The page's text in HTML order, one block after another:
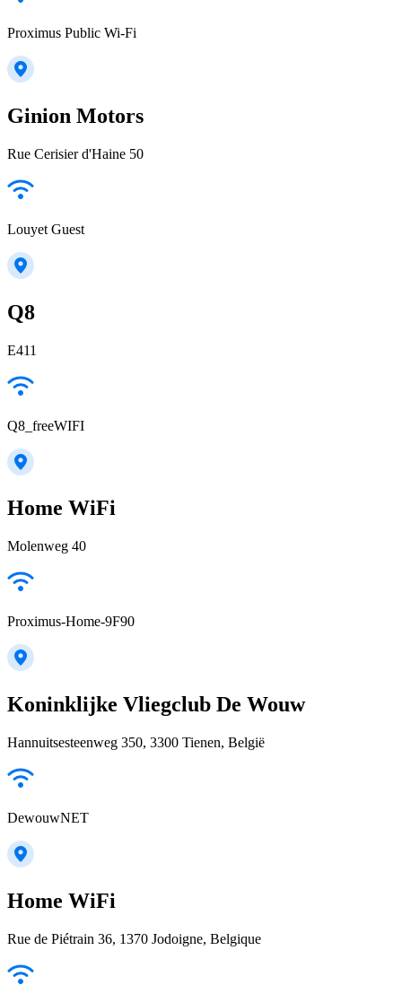
Proximus Public Wi-Fi
Ginion Motors
Rue Cerisier d'Haine 50
Louyet Guest
Q8
E411
Q8_freeWIFI
Home WiFi
Molenweg 40
Proximus-Home-9F90
Koninklijke Vliegclub De Wouw
Hannuitsesteenweg 350, 3300 Tienen, België
DewouwNET
Home WiFi
Rue de Piétrain 36, 1370 Jodoigne, Belgique